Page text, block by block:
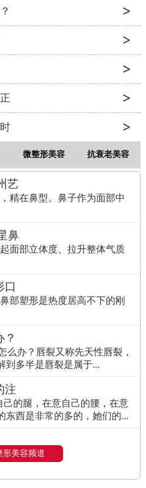
微整形美容 抗衰老美容
艺
精在鼻型。鼻子作为面部中
鼻
面部立体度、拉升整体气质
口
部塑形是热度居高不下的刚
么办？唇裂又称先天性唇裂，
到多半是唇裂是属于...
注
己的腿，在意自己的腰，在意
东西是非常的多的，她们的...
形美容频道